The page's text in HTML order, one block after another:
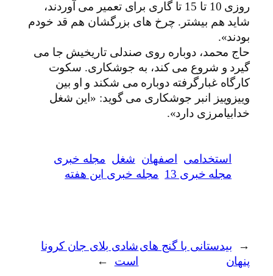
روزی 10 تا 15 تا گاری برای تعمیر می آوردند،
شاید هم بیشتر. چرخ های بزرگشان هم قد خودم
بودند».
حاج محمد، دوباره روی صندلی تاریخیش جا می
گیرد و شروع می کند، به جوشکاری. سکوت
کارگاه غبارگرفته دوباره می شکند و او بین
وییزوییز انبر جوشکاری می گوید: «این شغل
خدابیامرزی دارد».
استخدامی اصفهان شغل مجله خبری
مجله خبری 13
مجله خبری این هفته
←
بیدستانی با گنج های
پنهان
شادی بلای جان کرونا
است
→